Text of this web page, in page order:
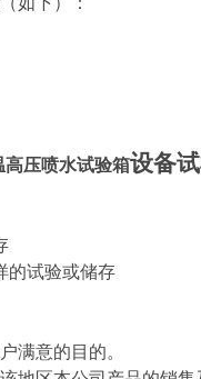
高压喷水试验箱设备
的试验或储存
满意的目的。